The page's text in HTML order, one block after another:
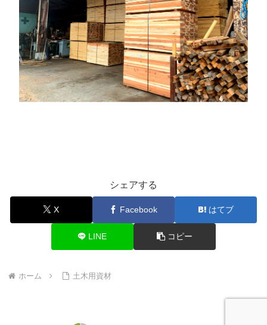
シェアする
X Facebook はてブ
LINE コピー
ホーム 土木用資材